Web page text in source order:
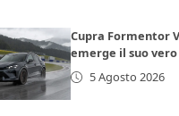
Cupra Formentor
emerge il suo
5 Agosto 2026